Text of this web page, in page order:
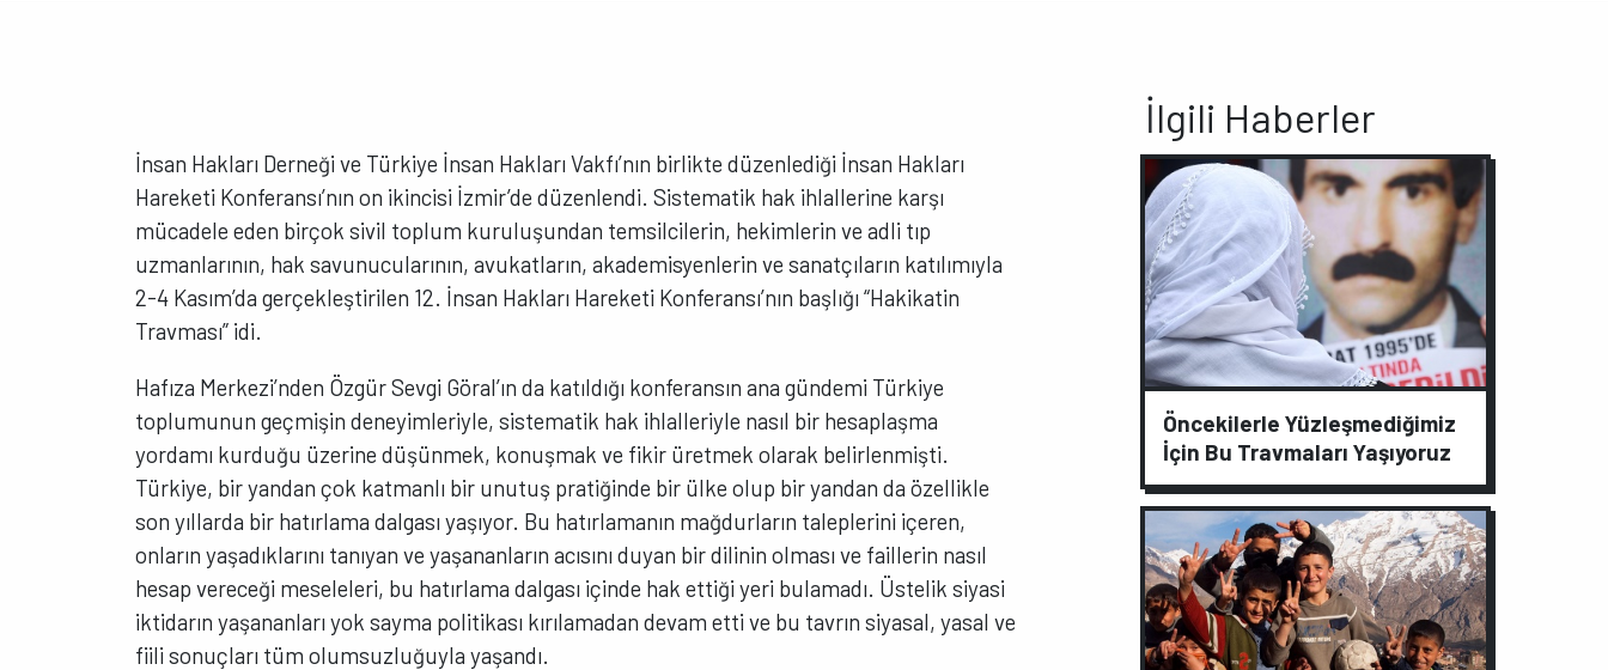
İnsan Hakları Derneği ve Türkiye İnsan Hakları Vakfı’nın birlikte düzenlediği İnsan Hakları
Hareketi Konferansı’nın on ikincisi İzmir’de düzenlendi. Sistematik hak ihlallerine karşı
mücadele eden birçok sivil toplum kuruluşundan temsilcilerin, hekimlerin ve adli tıp
uzmanlarının, hak savunucularının, avukatların, akademisyenlerin ve sanatçıların katılımıyla
2-4 Kasım’da gerçekleştirilen 12. İnsan Hakları Hareketi Konferansı’nın başlığı “Hakikatin
Travması” idi.
Hafıza Merkezi’nden Özgür Sevgi Göral’ın da katıldığı konferansın ana gündemi Türkiye
toplumunun geçmişin deneyimleriyle, sistematik hak ihlalleriyle nasıl bir hesaplaşma
yordamı kurduğu üzerine düşünmek, konuşmak ve fikir üretmek olarak belirlenmişti.
Türkiye, bir yandan çok katmanlı bir unutuş pratiğinde bir ülke olup bir yandan da özellikle
son yıllarda bir hatırlama dalgası yaşıyor. Bu hatırlamanın mağdurların taleplerini içeren,
onların yaşadıklarını tanıyan ve yaşananların acısını duyan bir dilinin olması ve faillerin nasıl
hesap vereceği meseleleri, bu hatırlama dalgası içinde hak ettiği yeri bulamadı. Üstelik siyasi
iktidarın yaşananları yok sayma politikası kırılamadan devam etti ve bu tavrın siyasal, yasal ve
fiili sonuçları tüm olumsuzluğuyla yaşandı.
İlgili Haberler
Öncekilerle Yüzleşmediğimiz
İçin Bu Travmaları Yaşıyoruz